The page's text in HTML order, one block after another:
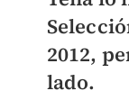
2012,
lado.